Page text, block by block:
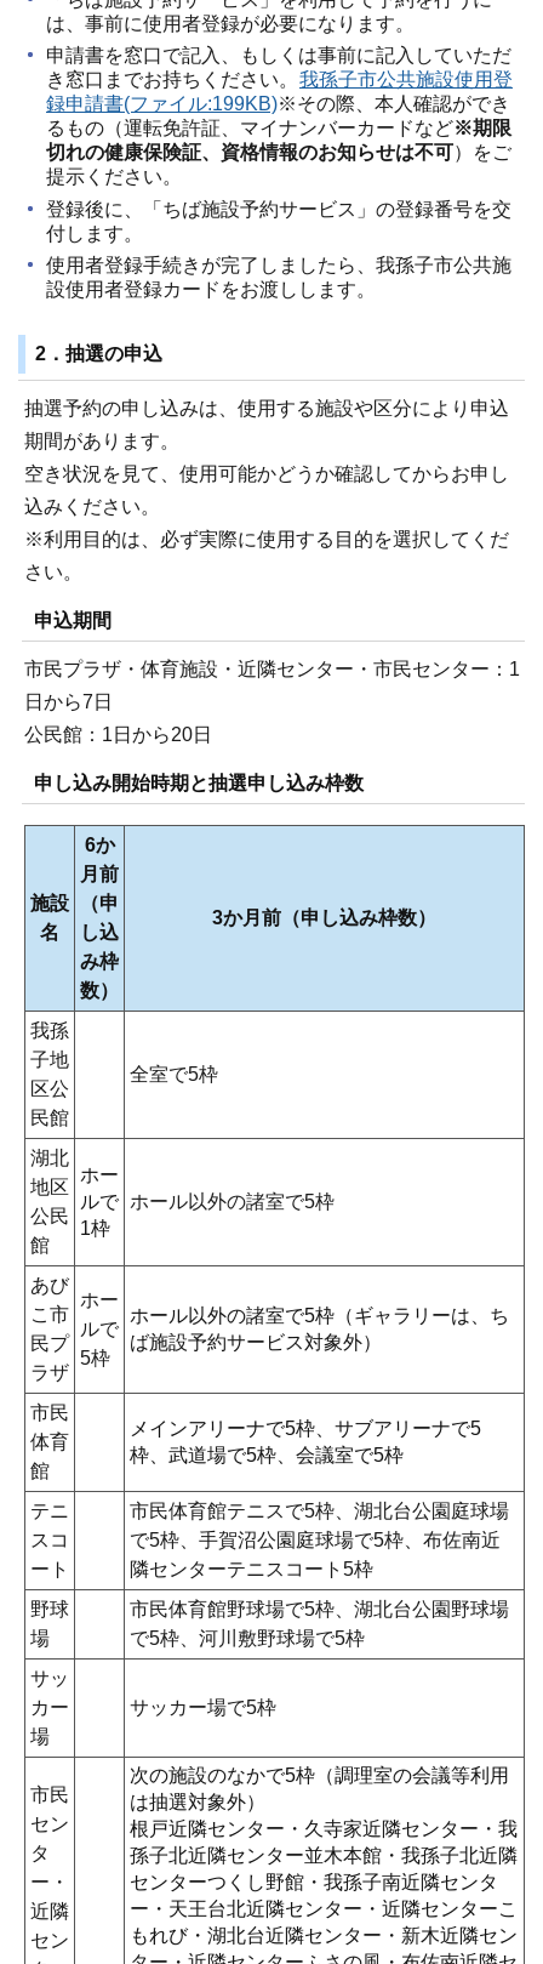
は、事前に使用者登録が必要になります。
申請書を窓口で記入、もしくは事前に記入していただ
き窓口までお持ちください。 我孫子市公共施設使用登
録申請書(ファイル:199KB)※その際、本人確認ができ
るもの（運転免許証、マイナンバーカードなど※期限
切れの健康保険証、資格情報のお知らせは不可）をご
提示ください。
登録後に、「ちば施設予約サービス」の登録番号を交
付します。
使用者登録手続きが完了しましたら、我孫子市公共施
設使用者登録カードをお渡しします。
2．抽選の申込
抽選予約の申し込みは、使用する施設や区分により申込
期間があります。
空き状況を見て、使用可能かどうか確認してからお申し
込みください。
※利用目的は、必ず実際に使用する目的を選択してくだ
さい。
申込期間
市民プラザ・体育施設・近隣センター・市民センター：1
日から7日
公民館：1日から20日
申し込み開始時期と抽選申し込み枠数
施設
名
6か
月前
（申
し込
み枠
数）
3か月前（申し込み枠数）
我孫
子地
区公
民館
全室で5枠
湖北
地区
公民
館
ホー
ルで
1枠
ホール以外の諸室で5枠
あび
こ市
民プ
ラザ
ホー
ルで
5枠
ホール以外の諸室で5枠（ギャラリーは、ち
ば施設予約サービス対象外）
市民
体育
館
メインアリーナで5枠、サブアリーナで5
枠、武道場で5枠、会議室で5枠
テニ
スコ
ート
市民体育館テニスで5枠、湖北台公園庭球場
で5枠、手賀沼公園庭球場で5枠、布佐南近
隣センターテニスコート5枠
野球
場
市民体育館野球場で5枠、湖北台公園野球場
で5枠、河川敷野球場で5枠
サッ
カー
場
サッカー場で5枠
市民
セン
タ
ー・
近隣
セン
次の施設のなかで5枠（調理室の会議等利用
は抽選対象外）
根戸近隣センター・久寺家近隣センター・我
孫子北近隣センター並木本館・我孫子北近隣
センターつくし野館・我孫子南近隣センタ
ー・天王台北近隣センター・近隣センターこ
もれび・湖北台近隣センター・新木近隣セン